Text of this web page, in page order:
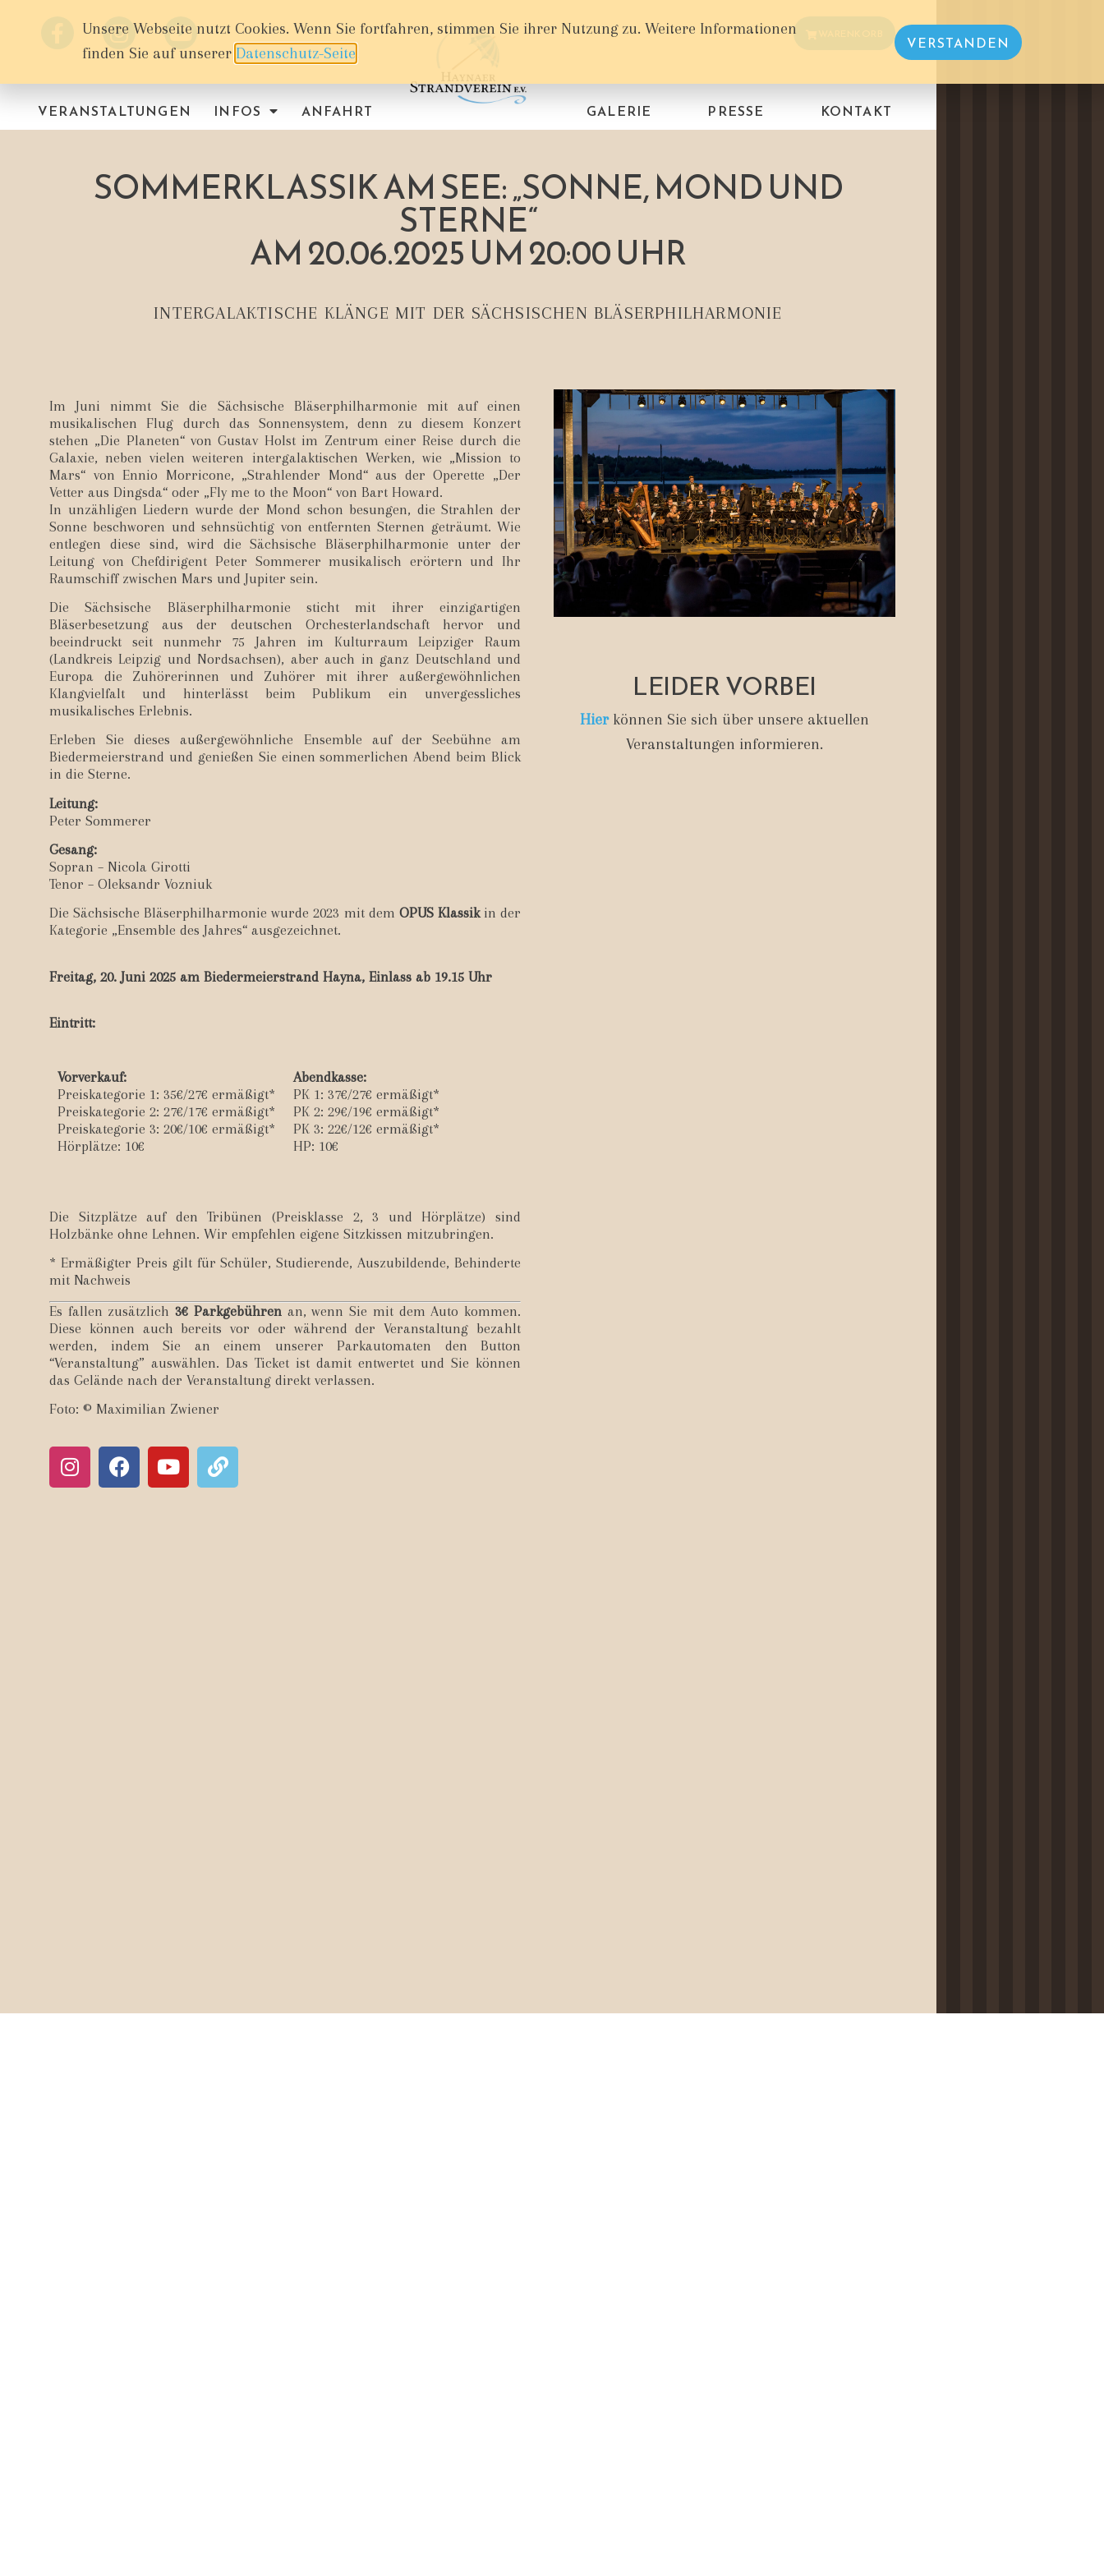
VERANSTALTUNGEN INFOS ANFAHRT GALERIE PRESSE KONTAKT
SOMMERKLASSIK AM SEE: „SONNE, MOND UND
STERNE“
AM 20.06.2025 UM 20:00 UHR
INTERGALAKTISCHE KLÄNGE MIT DER SÄCHSISCHEN BLÄSERPHILHARMONIE
Im Juni nimmt Sie die Sächsische Bläserphilharmonie mit auf einen
musikalischen Flug durch das Sonnensystem, denn zu diesem Konzert
stehen „Die Planeten“ von Gustav Holst im Zentrum einer Reise durch die
Galaxie, neben vielen weiteren intergalaktischen Werken, wie „Mission to
Mars“ von Ennio Morricone, „Strahlender Mond“ aus der Operette „Der
Vetter aus Dingsda“ oder „Fly me to the Moon“ von Bart Howard.
In unzähligen Liedern wurde der Mond schon besungen, die Strahlen der
Sonne beschworen und sehnsüchtig von entfernten Sternen geträumt. Wie
entlegen diese sind, wird die Sächsische Bläserphilharmonie unter der
Leitung von Chefdirigent Peter Sommerer musikalisch erörtern und Ihr
Raumschiff zwischen Mars und Jupiter sein.
Die Sächsische Bläserphilharmonie sticht mit ihrer einzigartigen
Bläserbesetzung aus der deutschen Orchesterlandschaft hervor und
beeindruckt seit nunmehr 75 Jahren im Kulturraum Leipziger Raum
(Landkreis Leipzig und Nordsachsen), aber auch in ganz Deutschland und
Europa die Zuhörerinnen und Zuhörer mit ihrer außergewöhnlichen
Klangvielfalt und hinterlässt beim Publikum ein unvergessliches
musikalisches Erlebnis.
Erleben Sie dieses außergewöhnliche Ensemble auf der Seebühne am
Biedermeierstrand und genießen Sie einen sommerlichen Abend beim Blick
in die Sterne.
Leitung:
Peter Sommerer
Gesang:
Sopran – Nicola Girotti
Tenor – Oleksandr Vozniuk
Die Sächsische Bläserphilharmonie wurde 2023 mit dem OPUS Klassikin der
Kategorie „Ensemble des Jahres“ ausgezeichnet.
Freitag, 20. Juni 2025 am Biedermeierstrand Hayna, Einlass ab 19.15 Uhr
Eintritt:
Vorverkauf:
Preiskategorie 1: 35€/27€ ermäßigt*
Preiskategorie 2: 27€/17€ ermäßigt*
Preiskategorie 3: 20€/10€ ermäßigt*
Hörplätze: 10€
Abendkasse:
PK 1: 37€/27€ ermäßigt*
PK 2: 29€/19€ ermäßigt*
PK 3: 22€/12€ ermäßigt*
HP: 10€
Die Sitzplätze auf den Tribünen (Preisklasse 2, 3 und Hörplätze) sind
Holzbänke ohne Lehnen. Wir empfehlen eigene Sitzkissen mitzubringen.
* Ermäßigter Preis gilt für Schüler, Studierende, Auszubildende, Behinderte
mit Nachweis
Es fallen zusätzlich3€ Parkgebühren an, wenn Sie mit dem Auto kommen.
Diese können auch bereits vor oder während der Veranstaltung bezahlt
werden, indem Sie an einem unserer Parkautomaten den Button
“Veranstaltung” auswählen. Das Ticket ist damit entwertet und Sie können
das Gelände nach der Veranstaltung direkt verlassen.
Foto: © Maximilian Zwiener
LEIDER VORBEI
Hierkönnen Sie sich über unsere aktuellen
Veranstaltungen informieren.
Unsere Webseite nutzt Cookies. Wenn Sie fortfahren, stimmen Sie ihrer Nutzung zu. Weitere Informationen
finden Sie auf unserer Datenschutz-Seite
VERSTANDEN